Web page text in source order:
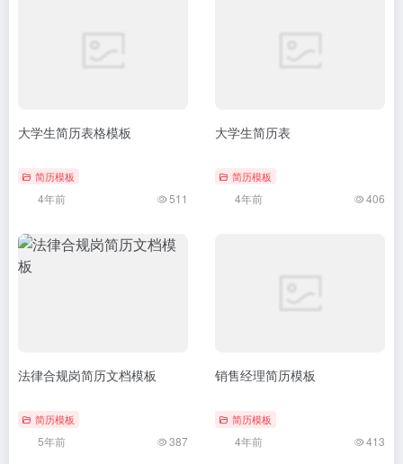
大学生简历表格模板
简历模板
4年前 511
大学生简历表
简历模板
4年前 406
法律合规岗简历文档模板
简历模板
5年前 387
销售经理简历模板
简历模板
4年前 413